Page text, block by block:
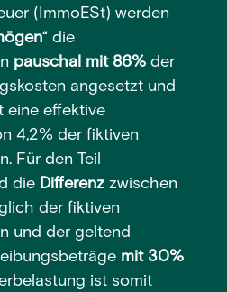
(ImmoESt) werden
“ die
pauschal mit 86% der
angesetzt und
eine effektive
4,2% der fiktiven
Für den Teil
die Differenzzwischen
der fiktiven
und der geltend
mit 30%
ist somit